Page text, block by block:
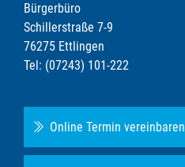
Bürgerbüro
Schillerstraße 7-9
76275 Ettlingen
Tel: (07243) 101-222
Online Termin vereinbaren